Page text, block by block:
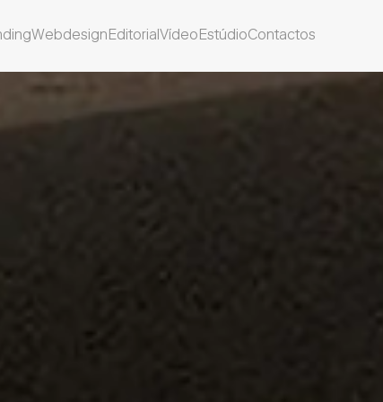
Webdesign Editorial Vídeo EstúdioContactos